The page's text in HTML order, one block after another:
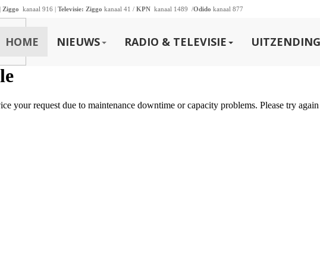
Ziggo kanaal 916 | Televisie: Ziggo kanaal 41 / KPN kanaal 1489 /Odido kanaal 877
HOME NIEUWS RADIO & TELEVISIE